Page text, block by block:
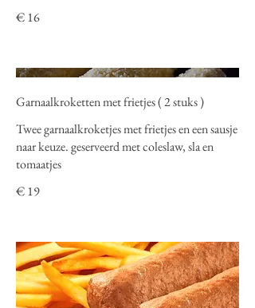
€ 16
Garnaalkroketten met frietjes ( 2 stuks )
Twee garnaalkroketjes met frietjes en een sausje
naar keuze. geserveerd met coleslaw, sla en
tomaatjes
€ 19